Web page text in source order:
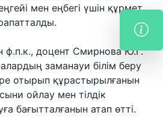
мен еңбегі үшін құрмет
ф.п.к., доцент Смирнова Ю.Г.
заманауи білім беру
отырып құрастырылғанын
ойлау мен тілдік
бағытталғанын атап өтті.